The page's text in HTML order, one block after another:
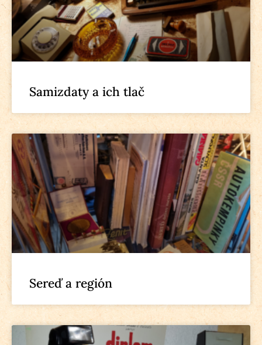
Samizdaty a ich tlač
Sereď a región